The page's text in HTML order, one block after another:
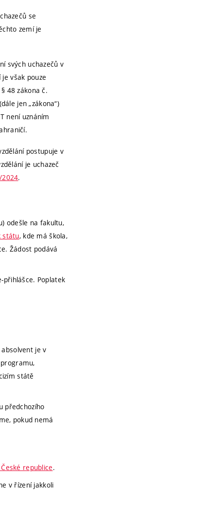
se
zemí je
svých uchazečů v
však pouze
48 zákona č.
jen „zákona“)
není uznáním
postupuje v
je uchazeč
2024.
odešle na fakultu,
státu, kde má škola,
Žádost podává
přihlášce. Poplatek
je v
státě
předchozího
pokud nemá
republice.
v řízení jakkoli